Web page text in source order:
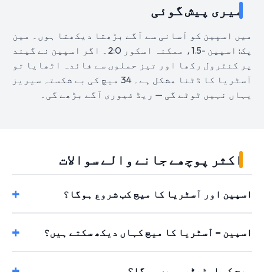
میری پیش گوئی
میں اسپین کو آسانی سے آگے بڑھتا دیکھتا ہوں۔ مین
پک: اسپین -1.5، ممکنہ اسکور 2:0۔ اگر اسپین نے گیند
پر کنٹرول رکھا اور تیز حملوں سے فائدہ اٹھایا تو
آسٹریا کا ڈٹنا مشکل ہے۔ 34 میچ کی بے شکستہ سیریز
یہاں نہیں ٹوٹے گی — ریڈ فیوری آگے بڑھے گی۔
اکثر پوچھے جانے والے سوالات
اسپین اور آسٹریا کا میچ کب شروع ہوگا؟
اسپین – آسٹریا کا میچ کہاں دیکھ سکتے ہیں؟